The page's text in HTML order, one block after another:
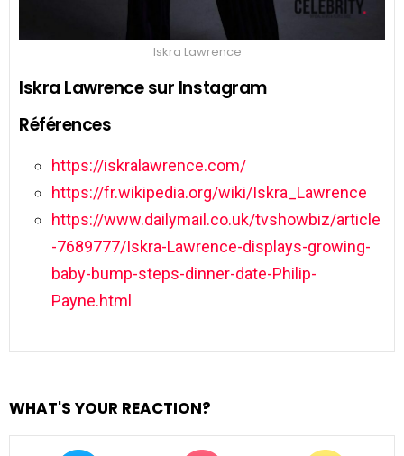
Iskra Lawrence
Iskra Lawrence sur Instagram
Références
https://iskralawrence.com/
https://fr.wikipedia.org/wiki/Iskra_Lawrence
https://www.dailymail.co.uk/tvshowbiz/article
-7689777/Iskra-Lawrence-displays-growing-
baby-bump-steps-dinner-date-Philip-
Payne.html
WHAT'S YOUR REACTION?